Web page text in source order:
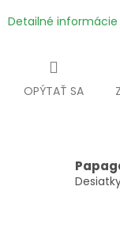
Detailné informácie
OPÝTAŤ SA